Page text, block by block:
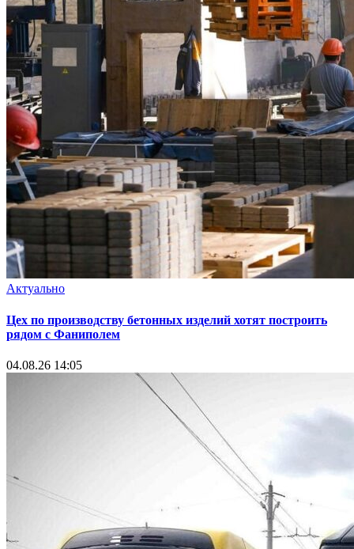
Актуально
Цех по производству бетонных изделий хотят построить
рядом с Фаниполем
04.08.26 14:05